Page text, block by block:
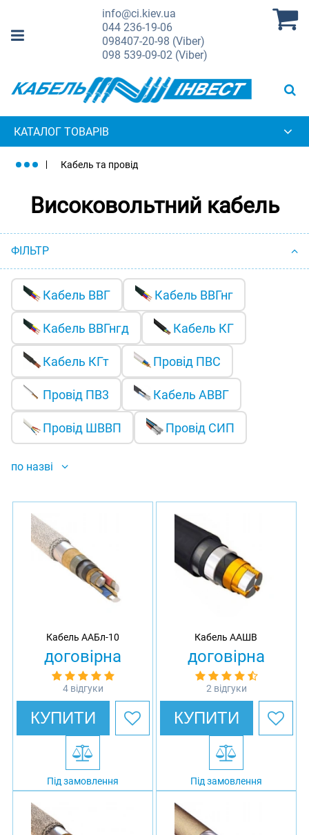
info@ci.kiev.ua
044236-19-06
098407-20-98 (Viber)
098 539-09-02 (Viber)
КАТАЛОГ ТОВАРІВ
Кабель та провід
Високовольтний кабель
ФІЛЬТР
Кабель ВВГ Кабель ВВГнг
Кабель ВВГнгд Кабель КГ
Кабель КГт Провід ПВС
Провід ПВ3 Кабель АВВГ
Провід ШВВП Провід СИП
по назві
Кабель ААБл-10
договірна
4 відгуки
КУПИТИ
Під замовлення
Кабель ААШВ
договірна
2 відгуки
КУПИТИ
Під замовлення